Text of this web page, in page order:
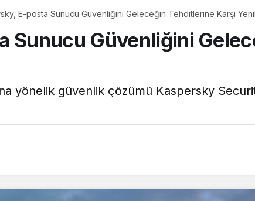
E-posta Sunucu Güvenliğini Geleceğin Tehditlerine Karşı
Sunucu Güvenliğini
yönelik güvenlik çözümü Kaspersky